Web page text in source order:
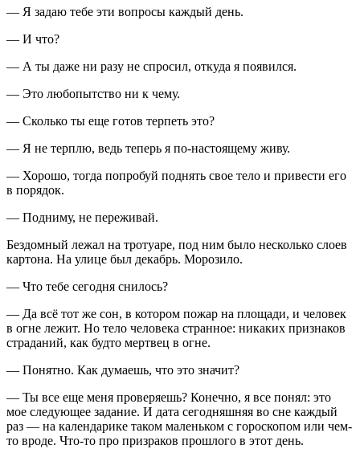
— Я задаю тебе эти вопросы каждый день.
— И что?
— А ты даже ни разу не спросил, откуда я появился.
— Это любопытство ни к чему.
— Сколько ты еще готов терпеть это?
— Я не терплю, ведь теперь я по-настоящему живу.
— Хорошо, тогда попробуй поднять свое тело и привести его
в порядок.
— Подниму, не переживай.
Бездомный лежал на тротуаре, под ним было несколько слоев
картона. На улице был декабрь. Морозило.
— Что тебе сегодня снилось?
— Да всё тот же сон, в котором пожар на площади, и человек
в огне лежит. Но тело человека странное: никаких признаков
страданий, как будто мертвец в огне.
— Понятно. Как думаешь, что это значит?
— Ты все еще меня проверяешь? Конечно, я все понял: это
мое следующее задание. И дата сегодняшняя во сне каждый
раз — на календарике таком маленьком с гороскопом или чем-
то вроде. Что-то про призраков прошлого в этот день.